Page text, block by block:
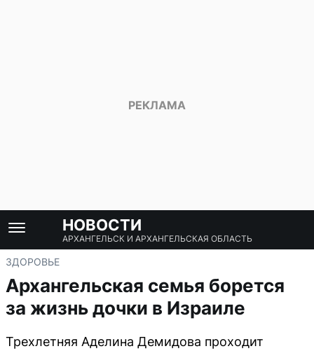
НОВОСТИ
АРХАНГЕЛЬСК И АРХАНГЕЛЬСКАЯ ОБЛАСТЬ
ЗДОРОВЬЕ
Архангельская семья борется
за жизнь дочки в Израиле
Трехлетняя Аделина Демидова проходит